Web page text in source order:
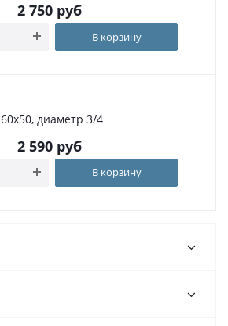
2 750руб
В корзину
60х50, диаметр 3/4
2 590руб
В корзину